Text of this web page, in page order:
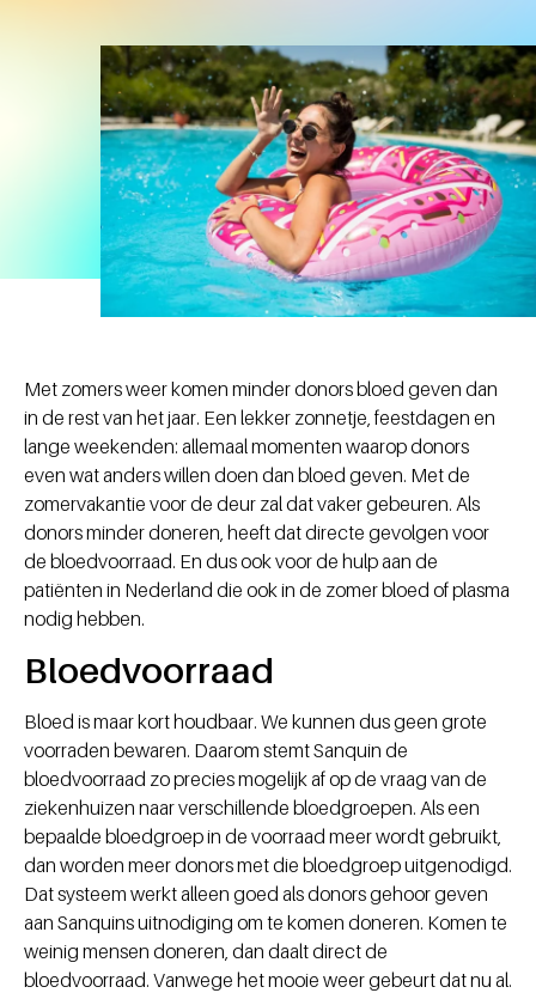
Met zomers weer komen minder donors bloed geven dan
in de rest van het jaar. Een lekker zonnetje, feestdagen en
lange weekenden: allemaal momenten waarop donors
even wat anders willen doen dan bloed geven. Met de
zomervakantie voor de deur zal dat vaker gebeuren. Als
donors minder doneren, heeft dat directe gevolgen voor
de bloedvoorraad. En dus ook voor de hulp aan de
patiënten in Nederland die ook in de zomer bloed of plasma
nodig hebben.
Bloedvoorraad
Bloed is maar kort houdbaar. We kunnen dus geen grote
voorraden bewaren. Daarom stemt Sanquin de
bloedvoorraad zo precies mogelijk af op de vraag van de
ziekenhuizen naar verschillende bloedgroepen. Als een
bepaalde bloedgroep in de voorraad meer wordt gebruikt,
dan worden meer donors met die bloedgroep uitgenodigd.
Dat systeem werkt alleen goed als donors gehoor geven
aan Sanquins uitnodiging om te komen doneren. Komen te
weinig mensen doneren, dan daalt direct de
bloedvoorraad. Vanwege het mooie weer gebeurt dat nu al.